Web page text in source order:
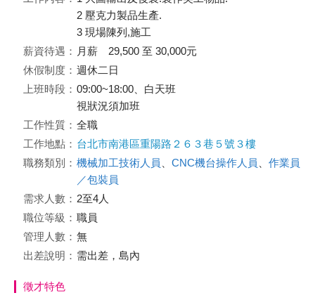
2 壓克力製品生產.
3 現場陳列,施工
薪資待遇： 月薪 29,500 至 30,000元
休假制度： 週休二日
上班時段： 09:00~18:00、白天班
視狀況須加班
工作性質： 全職
工作地點： 台北市南港區重陽路２６３巷５號３樓
職務類別： 機械加工技術人員 CNC機台操作人員
作業員
／包裝員
需求人數： 2至4人
職位等級： 職員
管理人數： 無
出差說明： 需出差，島內
徵才特色